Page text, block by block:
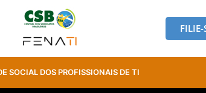
FILIE-
SOCIAL DOS PROFISSIONAIS DE TI